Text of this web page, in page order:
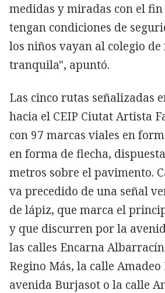
medidas y miradas con el
tengan condiciones de
los niños vayan al colegio
tranquila", apuntó.
Las cinco rutas señalizadas
hacia el CEIP Ciutat Artista
con 97 marcas viales en
en forma de flecha,
metros sobre el pavimento.
va precedido de una señal
de lápiz, que marca el
y que discurren por la
las calles Encarna
Regino Más, la calle
avenida Burjasot o la calle